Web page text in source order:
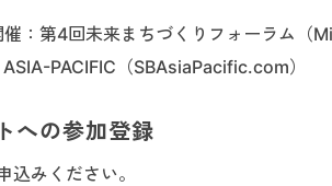
催：第4回未来まちづくりフォーラム（
ASIA-PACIFIC（SBAsiaPacific.com）
への参加登録
込みください。